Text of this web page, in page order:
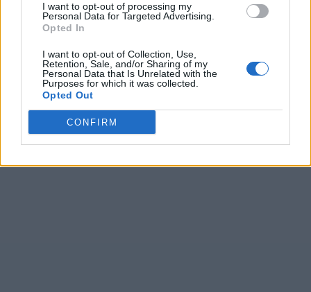
I want to opt-out of processing my
Personal Data for Targeted Advertising.
Opted In
I want to opt-out of Collection, Use,
Retention, Sale, and/or Sharing of my
Personal Data that Is Unrelated with the
Purposes for which it was collected.
Opted Out
CONFIRM